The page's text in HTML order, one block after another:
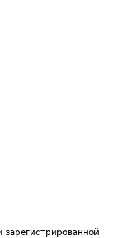
зарегистрированной